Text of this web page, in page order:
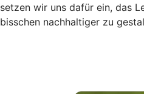
setzen wir uns dafür ein, das
bisschen nachhaltiger zu